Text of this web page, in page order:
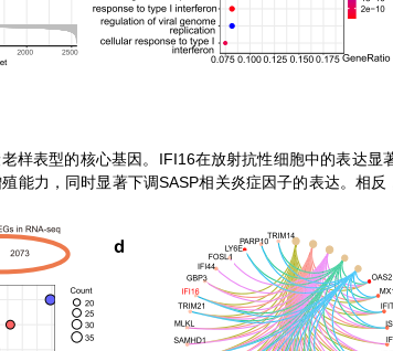
样表型的核心基因。 IFI16在放射抗性细胞中的表达显
能力，同时显著下调SASP相关炎症因子的表达。相反